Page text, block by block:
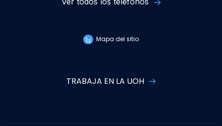
Mapa del sitio
TRABAJA EN LA UOH